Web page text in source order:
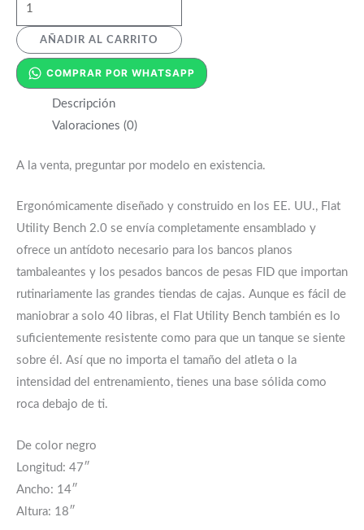
AÑADIR AL CARRITO
COMPRAR POR WHATSAPP
Descripción
Valoraciones (0)
A la venta, preguntar por modelo en existencia.
Ergonómicamente diseñado y construido en los EE. UU., Flat
Utility Bench 2.0 se envía completamente ensamblado y
ofrece un antídoto necesario para los bancos planos
tambaleantes y los pesados bancos de pesas FID que importan
rutinariamente las grandes tiendas de cajas. Aunque es fácil de
maniobrar a solo 40 libras, el Flat Utility Bench también es lo
suficientemente resistente como para que un tanque se siente
sobre él. Así que no importa el tamaño del atleta o la
intensidad del entrenamiento, tienes una base sólida como
roca debajo de ti.
De color negro
Longitud: 47″
Ancho: 14″
Altura: 18″